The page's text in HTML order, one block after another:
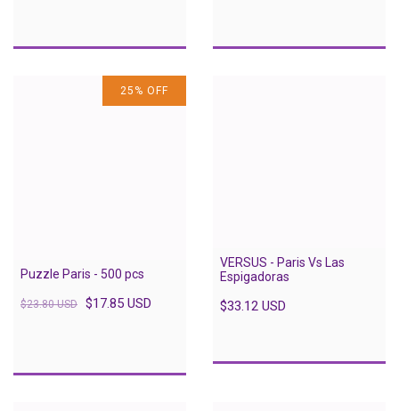
25 % OFF
Puzzle Paris - 500 pcs
$23.80 USD $17.85 USD
VERSUS - Paris Vs Las
Espigadoras
$33.12 USD